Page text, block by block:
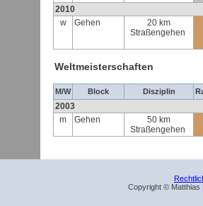
2010
w
Gehen
20 km
Straßengehen
Weltmeisterschaften
M/W Block Disziplin
2003
m
Gehen
50 km
Straßengehen
Copyright © Matthias